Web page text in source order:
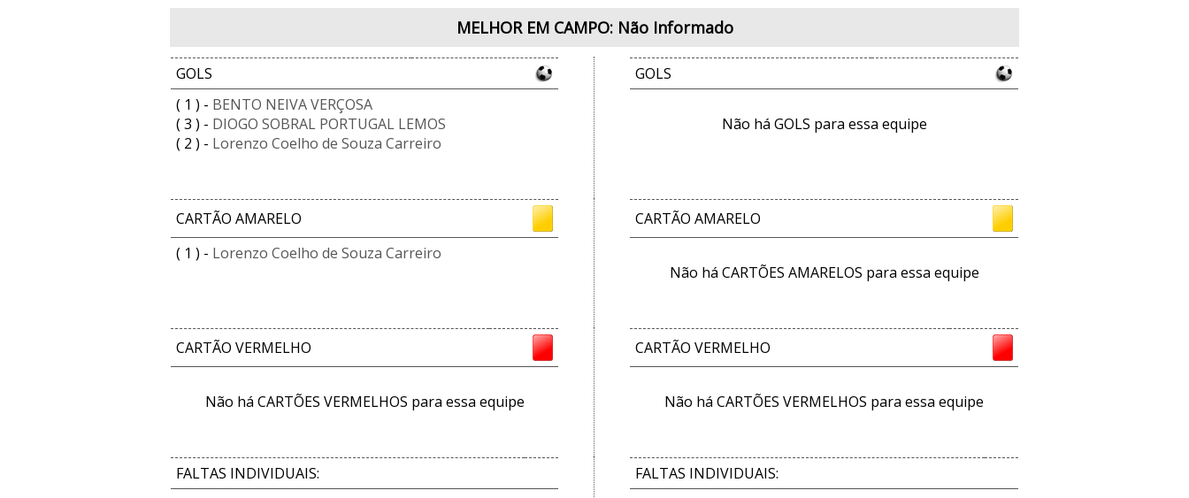
MELHOR EM CAMPO: Não Informado
GOLS
( 1 ) - BENTO NEIVA VERÇOSA
( 3 ) - DIOGO SOBRAL PORTUGAL LEMOS
( 2 ) - Lorenzo Coelho de Souza Carreiro
GOLS
Não há GOLS para essa equipe
CARTÃO AMARELO
( 1 ) - Lorenzo Coelho de Souza Carreiro
CARTÃO AMARELO
Não há CARTÕES AMARELOS para essa equipe
CARTÃO VERMELHO
Não há CARTÕES VERMELHOS para essa equipe
CARTÃO VERMELHO
Não há CARTÕES VERMELHOS para essa equipe
FALTAS INDIVIDUAIS: FALTAS INDIVIDUAIS: